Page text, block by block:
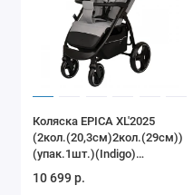
Коляска EPICA XL'2025
(2кол.(20,3см)2кол.(29см))
(упак.1шт.)(Indigo)
10 699 р.